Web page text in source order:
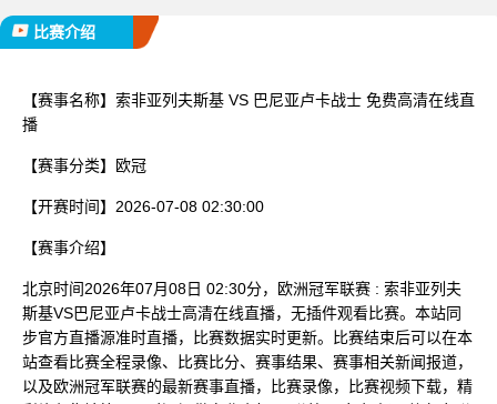
比赛介绍
【赛事名称】 索非亚列夫斯基 VS 巴尼亚卢卡战士 免费高清在线直
播
【赛事分类】 欧冠
【开赛时间】 2026-07-08 02:30:00
【赛事介绍】
北京时间2026年07月08日 02:30分，欧洲冠军联赛 : 索非亚列夫
斯基VS巴尼亚卢卡战士高清在线直播，无插件观看比赛。本站同
步官方直播源准时直播，比赛数据实时更新。比赛结束后可以在本
站查看比赛全程录像、比赛比分、赛事结果、赛事相关新闻报道，
以及欧洲冠军联赛的最新赛事直播，比赛录像，比赛视频下载，精